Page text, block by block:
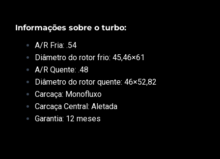
Informações sobre o turbo:
A/R Fria: .54
Diâmetro do rotor frio: 45,46×61
A/R Quente: .48
Diâmetro do rotor quente: 46×52,82
Carcaça: Monofluxo
Carcaça Central: Aletada
Garantia: 12 meses